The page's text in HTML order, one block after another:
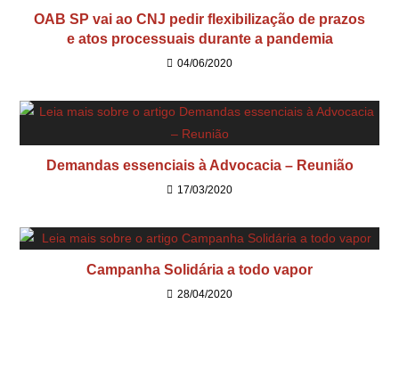
OAB SP vai ao CNJ pedir flexibilização de prazos
e atos processuais durante a pandemia
04/06/2020
Demandas essenciais à Advocacia – Reunião
17/03/2020
Campanha Solidária a todo vapor
28/04/2020